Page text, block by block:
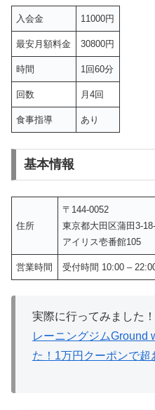
入会金 11000円
最安月額料金 30800円
時間 1回60分
回数 月4回
食事指導 あり
基本情報
住所
〒144-0052
東京都大田区蒲田3-
アイリス壱番館105
営業時間 受付時間 10:00 –
実際に行ってみました
レーニングジムGround
た！1万円クーポンで超